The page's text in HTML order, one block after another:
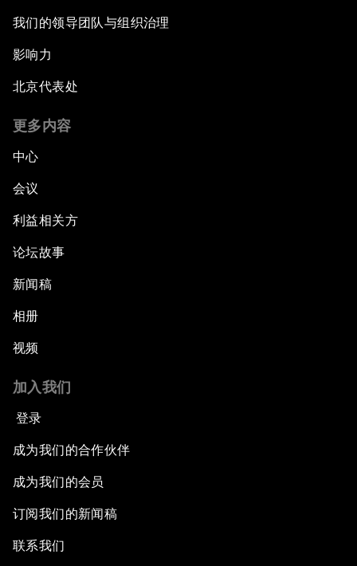
我们的领导团队与组织治理
影响力
北京代表处
更多内容
中心
会议
利益相关方
论坛故事
新闻稿
相册
视频
加入我们
登录
成为我们的合作伙伴
成为我们的会员
订阅我们的新闻稿
联系我们